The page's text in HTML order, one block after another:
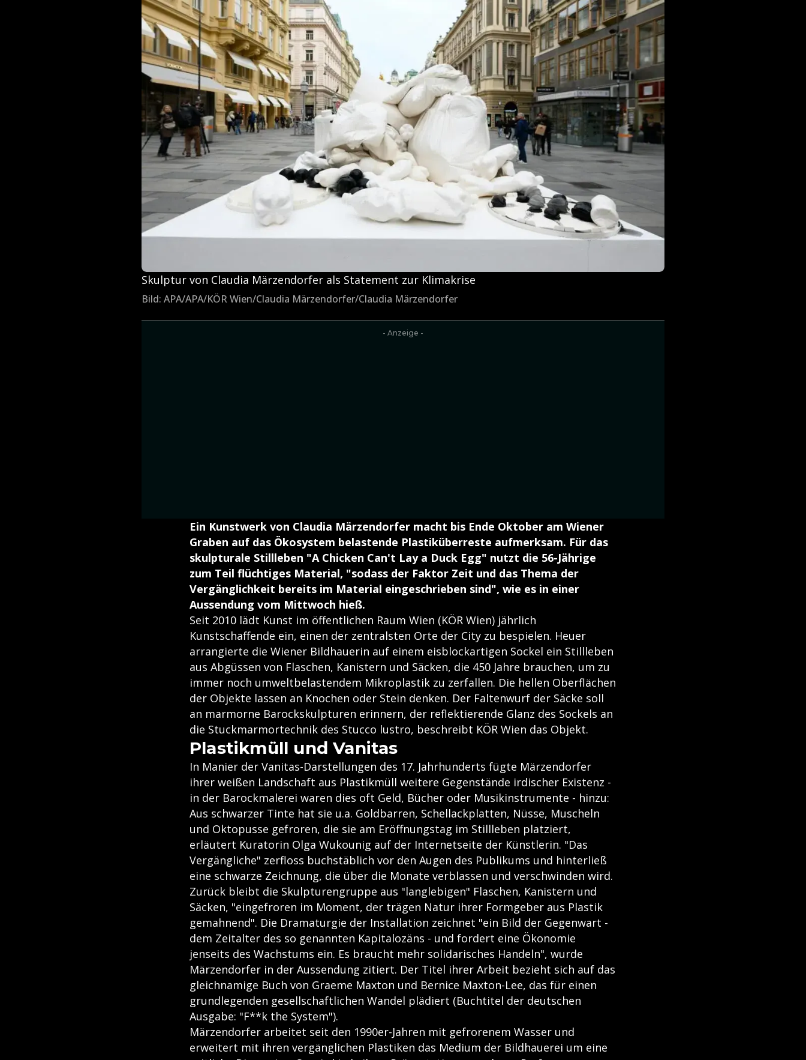
Skulptur von Claudia Märzendorfer als Statement zur Klimakrise
Bild: APA/APA/KÖR Wien/Claudia Märzendorfer/Claudia Märzendorfer
- Anzeige -
Ein Kunstwerk von Claudia Märzendorfer macht bis Ende Oktober am Wiener
Graben auf das Ökosystem belastende Plastiküberreste aufmerksam. Für das
skulpturale Stillleben "A Chicken Can't Lay a Duck Egg" nutzt die 56-Jährige
zum Teil flüchtiges Material, "sodass der Faktor Zeit und das Thema der
Vergänglichkeit bereits im Material eingeschrieben sind", wie es in einer
Aussendung vom Mittwoch hieß.
Seit 2010 lädt Kunst im öffentlichen Raum Wien (KÖR Wien) jährlich
Kunstschaffende ein, einen der zentralsten Orte der City zu bespielen. Heuer
arrangierte die Wiener Bildhauerin auf einem eisblockartigen Sockel ein Stillleben
aus Abgüssen von Flaschen, Kanistern und Säcken, die 450 Jahre brauchen, um zu
immer noch umweltbelastendem Mikroplastik zu zerfallen. Die hellen Oberflächen
der Objekte lassen an Knochen oder Stein denken. Der Faltenwurf der Säcke soll
an marmorne Barockskulpturen erinnern, der reflektierende Glanz des Sockels an
die Stuckmarmortechnik des Stucco lustro, beschreibt KÖR Wien das Objekt.
Plastikmüll und Vanitas
In Manier der Vanitas-Darstellungen des 17. Jahrhunderts fügte Märzendorfer
ihrer weißen Landschaft aus Plastikmüll weitere Gegenstände irdischer Existenz -
in der Barockmalerei waren dies oft Geld, Bücher oder Musikinstrumente - hinzu:
Aus schwarzer Tinte hat sie u.a. Goldbarren, Schellackplatten, Nüsse, Muscheln
und Oktopusse gefroren, die sie am Eröffnungstag im Stillleben platziert,
erläutert Kuratorin Olga Wukounig auf der Internetseite der Künstlerin. "Das
Vergängliche" zerfloss buchstäblich vor den Augen des Publikums und hinterließ
eine schwarze Zeichnung, die über die Monate verblassen und verschwinden wird.
Zurück bleibt die Skulpturengruppe aus "langlebigen" Flaschen, Kanistern und
Säcken, "eingefroren im Moment, der trägen Natur ihrer Formgeber aus Plastik
gemahnend". Die Dramaturgie der Installation zeichnet "ein Bild der Gegenwart -
dem Zeitalter des so genannten Kapitalozäns - und fordert eine Ökonomie
jenseits des Wachstums ein. Es braucht mehr solidarisches Handeln", wurde
Märzendorfer in der Aussendung zitiert. Der Titel ihrer Arbeit bezieht sich auf das
gleichnamige Buch von Graeme Maxton und Bernice Maxton-Lee, das für einen
grundlegenden gesellschaftlichen Wandel plädiert (Buchtitel der deutschen
Ausgabe: "F**k the System").
Märzendorfer arbeitet seit den 1990er-Jahren mit gefrorenem Wasser und
erweitert mit ihren vergänglichen Plastiken das Medium der Bildhauerei um eine